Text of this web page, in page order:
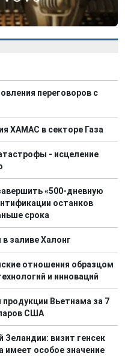
переговоров с
ХАМАС в секторе Газа
- исцеление
«500-дневную
останков
срока
заливе Халонг
отношения образцом
и инноваций
Вьетнама за 7
США
визит генсек
особое значение